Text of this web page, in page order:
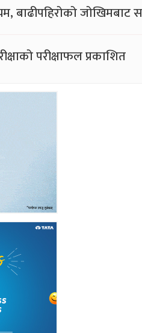
बाढीपहिरोको जोखिमबाट
परीक्षाफल प्रकाशित